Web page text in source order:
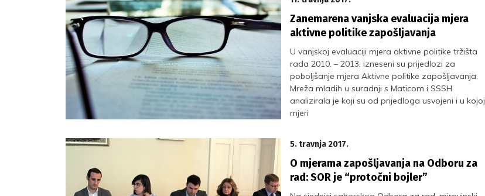
Zanemarena vanjska evaluacija mjera
aktivne politike zapošljavanja
U vanjskoj evaluaciji mjera aktivne politike tržišta
rada 2010. – 2013. izneseni su prijedlozi za
poboljšanje mjera Aktivne politike zapošljavanja.
Mreža mladih u suradnji s Maticom i SSSH
analizirala je koji su od prijedloga usvojeni i u kojoj
mjeri
5. travnja 2017.
O mjerama zapošljavanja na Odboru za
rad: SOR je “protočni bojler”